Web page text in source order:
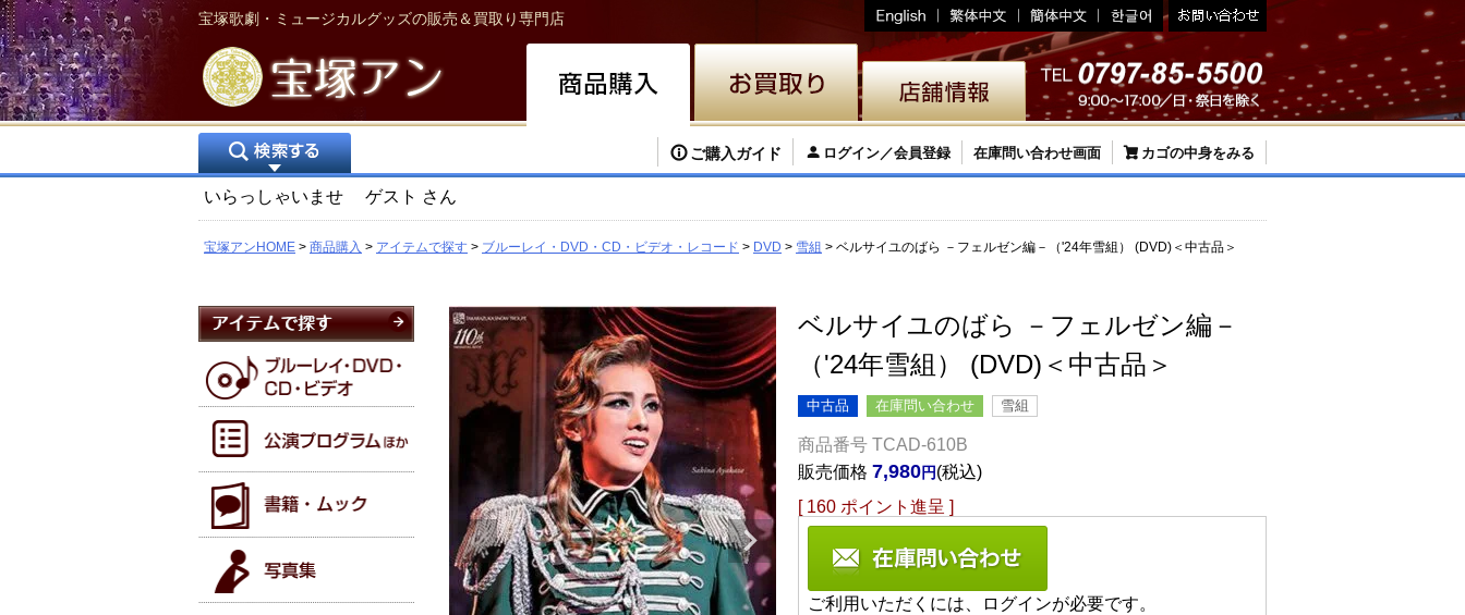
宝塚歌劇・ミュージカルグッズの販売＆買取り専門店
ご購入ガイド ログイン／会員登録 在庫問い合わせ画面 カゴの中身をみる
いらっしゃいませ ゲスト さん
宝塚アンHOME 商品購入 アイテムで探す ブルーレイ・DVD・CD・ビデオ・レコード DVD 雪組 ベルサイユのばら －フェルゼン編－（'24年雪組） (DVD)＜中古品＞
ベルサイユのばら －フェルゼン編－
（'24年雪組） (DVD)＜中古品＞
中古品 在庫問い合わせ 雪組
商品番号 TCAD-610B
販売価格 7,980
税込
[ 160 ポイント進呈 ]
ご利用いただくには、ログインが必要です。